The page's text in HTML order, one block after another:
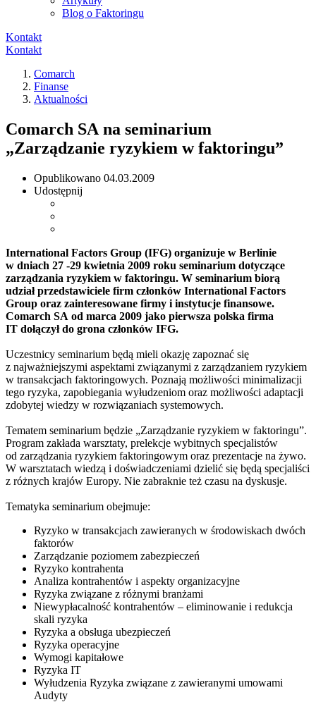
Blog o Faktoringu
Kontakt
Kontakt
Comarch
Finanse
Aktualności
Comarch SA na seminarium
„Zarządzanie ryzykiem w faktoringu”
Opublikowano 04.03.2009
Udostępnij
International Factors Group (IFG) organizuje w Berlinie
w dniach 27 -29 kwietnia 2009 roku seminarium dotyczące
zarządzania ryzykiem w faktoringu. W seminarium biorą
udział przedstawiciele firm członków International Factors
Group oraz zainteresowane firmy i instytucje finansowe.
Comarch SA od marca 2009 jako pierwsza polska firma
IT dołączył do grona członków IFG.
Uczestnicy seminarium będą mieli okazję zapoznać się
z najważniejszymi aspektami związanymi z zarządzaniem ryzykiem
w transakcjach faktoringowych. Poznają możliwości minimalizacji
tego ryzyka, zapobiegania wyłudzeniom oraz możliwości adaptacji
zdobytej wiedzy w rozwiązaniach systemowych.
Tematem seminarium będzie „Zarządzanie ryzykiem w faktoringu”.
Program zakłada warsztaty, prelekcje wybitnych specjalistów
od zarządzania ryzykiem faktoringowym oraz prezentacje na żywo.
W warsztatach wiedzą i doświadczeniami dzielić się będą specjaliści
z różnych krajów Europy. Nie zabraknie też czasu na dyskusje.
Tematyka seminarium obejmuje:
Ryzyko w transakcjach zawieranych w środowiskach dwóch
faktorów
Zarządzanie poziomem zabezpieczeń
Ryzyko kontrahenta
Analiza kontrahentów i aspekty organizacyjne
Ryzyka związane z różnymi branżami
Niewypłacalność kontrahentów – eliminowanie i redukcja
skali ryzyka
Ryzyka a obsługa ubezpieczeń
Ryzyka operacyjne
Wymogi kapitałowe
Ryzyka IT
Wyłudzenia Ryzyka związane z zawieranymi umowami
Audyty